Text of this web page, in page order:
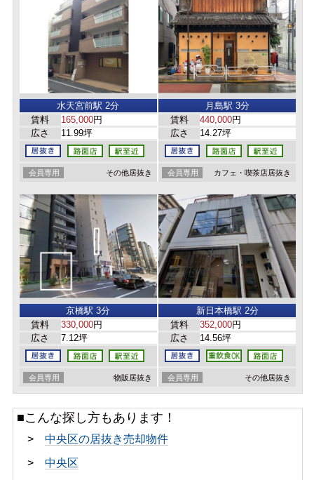
水天宮前駅 2分
賃料
165,000円
広さ
11.99坪
会員専用 その他居抜き
月島駅 3分
賃料
440,000円
広さ
14.27坪
会員専用 カフェ・喫茶店居抜き
京橋駅 3分
賃料
330,000円
広さ
7.12坪
会員専用 物販居抜き
新日本橋駅 2分
賃料
352,000円
広さ
14.56坪
会員専用 その他居抜き
■こんな探し方もあります！
> 中央区の居抜き売却物件
> 中央区